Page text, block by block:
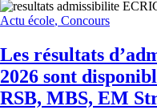
Actu école, Concours
Les résultats
2026 sont
RSB, MBS, EM